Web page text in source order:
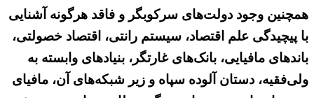
همچنین وجود دولت‌های سرکوبگر و فاقد هرگونه آشنایی
با پیچیدگی علم اقتصاد، سیستم رانتی، اقتصاد خصولتی،
باندهای مافیایی، بانک‌های غارتگر، بنیادهای وابسته به
ولی‌فقیه، دستان آلوده سپاه و زیر شبکه‌های آن، مافیای